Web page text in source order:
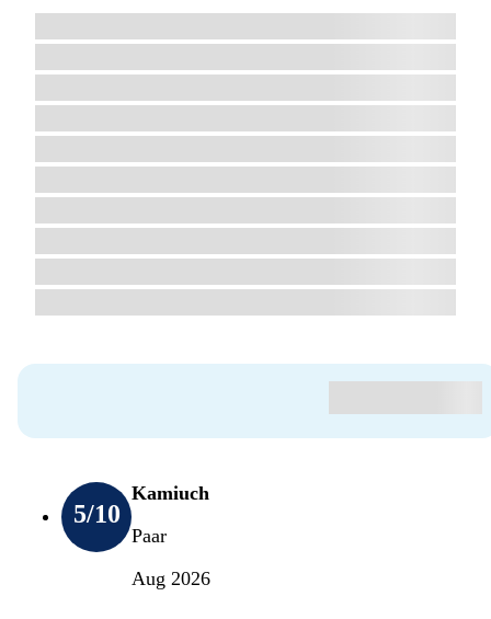
5/10
Kamiuch
Paar
Aug 2026